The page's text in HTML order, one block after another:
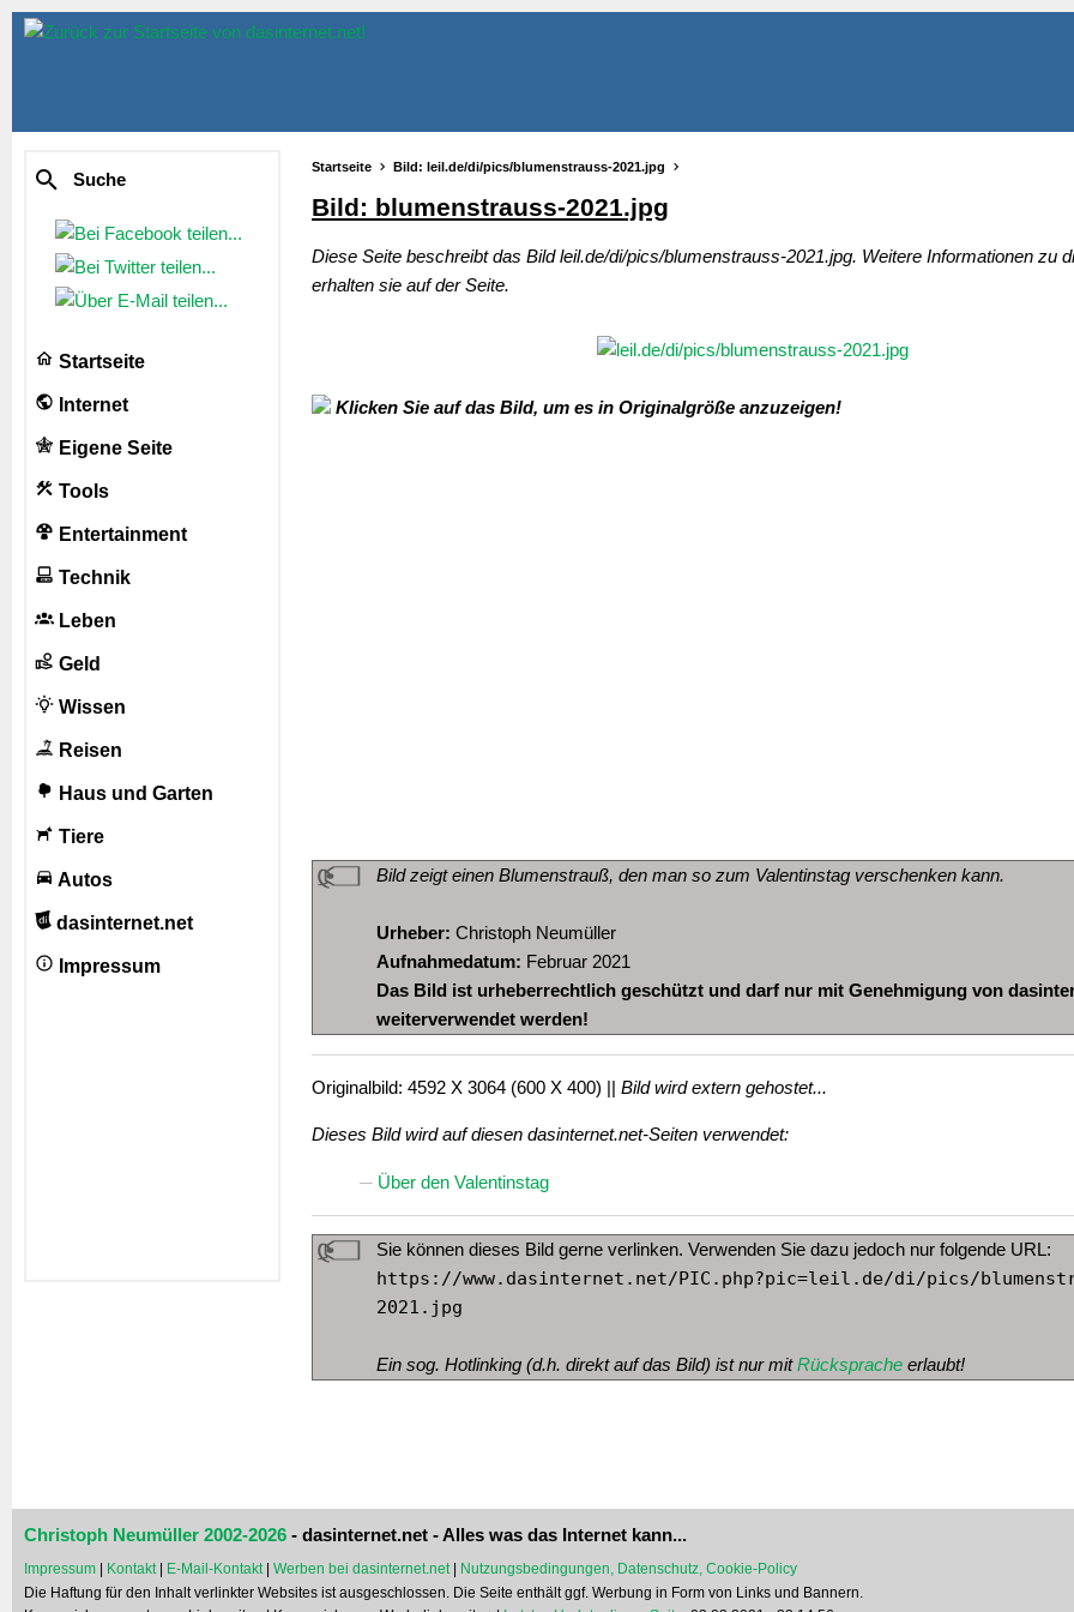
Suche
Startseite
Internet
Eigene Seite
Tools
Entertainment
Technik
Leben
Geld
Wissen
Reisen
Haus und Garten
Tiere
Autos
dasinternet.net
Impressum
Startseite Bild: leil.de/di/pics/blumenstrauss-2021.jpg
Bild: blumenstrauss-2021.jpg
Diese Seite beschreibt das Bild leil.de/di/pics/blumenstrauss-2021.jpg. Weitere Informationen zu
erhalten sie auf der Seite.
Klicken Sie auf das Bild, um es in Originalgröße anzuzeigen!
Bild zeigt einen Blumenstrauß, den man so zum Valentinstag verschenken kann.
Urheber: Christoph Neumüller
Aufnahmedatum: Februar 2021
Das Bild ist urheberrechtlich geschützt und darf nur mit Genehmigung von
weiterverwendet werden!
Originalbild: 4592 X 3064 (600 X 400) || Bild wird extern gehostet...
Dieses Bild wird auf diesen dasinternet.net-Seiten verwendet:
Über den Valentinstag
Sie können dieses Bild gerne verlinken. Verwenden Sie dazu jedoch nur folgende URL:
https://www.dasinternet.net/PIC.php?pic=leil.de/di/pics/
2021.jpg
Ein sog. Hotlinking (d.h. direkt auf das Bild) ist nur mitRücksprache erlaubt!
Christoph Neumüller 2002-2026 - dasinternet.net - Alles was das Internet kann...
Impressum | Kontakt | E-Mail-Kontakt | Werben bei dasinternet.net | Nutzungsbedingungen, Datenschutz, Cookie-Policy
Die Haftung für den Inhalt verlinkter Websites ist ausgeschlossen. Die Seite enthält ggf. Werbung in Form von Links und Bannern.